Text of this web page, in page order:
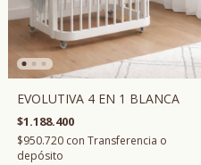
EVOLUTIVA 4 EN 1 BLANCA
$1.188.400
$950.720 con Transferencia o
depósito